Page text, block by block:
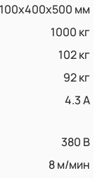
мм
1000 кг
102 кг
92 кг
4.3 А
380 В
8 м/мин